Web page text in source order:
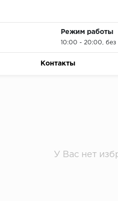
Режим работы
10:00 - 20:00, без
Контакты
У Вас нет